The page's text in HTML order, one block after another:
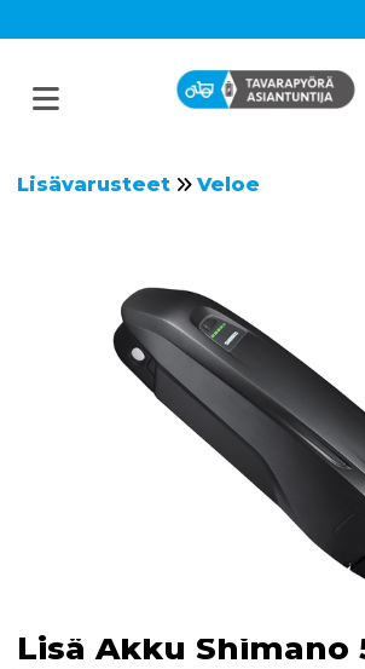
Lisävarusteet Veloe
Lisä Akku Shimano